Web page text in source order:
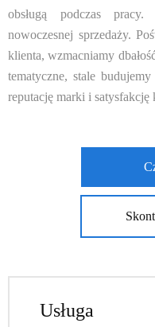
obsługą podczas
nowoczesnej sprzedaży.
klienta, wzmacniamy
tematyczne, stale
reputację marki i satysfakcję
Usługa​​​​​​​